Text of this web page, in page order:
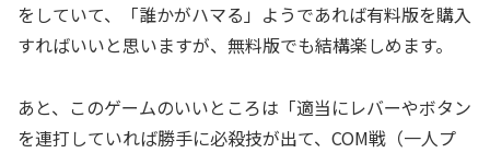
をしていて、「誰かがハマる」ようであれば有料版を購入
すればいいと思いますが、無料版でも結構楽しめます。
あと、このゲームのいいところは「適当にレバーやボタン
を連打していれば勝手に必殺技が出て、COM戦（一人プ